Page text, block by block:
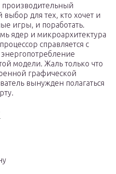
для тех, кто хочет и
игры, и поработать.
ядер и микроархитектура
справляется с
модели. Жаль только что
графической
вынужден полагаться